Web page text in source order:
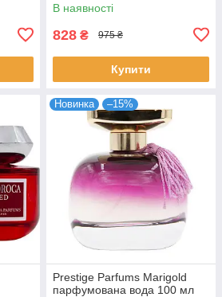
В наявності
828 ₴ 975 ₴
Купити
Новинка –15%
Prestige Parfums Marigold
парфумована вода 100 мл